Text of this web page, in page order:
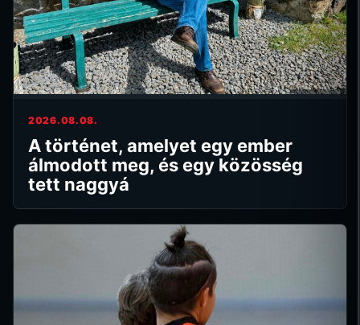
2026.08.08.
A történet, amelyet egy ember
álmodott meg, és egy közösség
tett naggyá